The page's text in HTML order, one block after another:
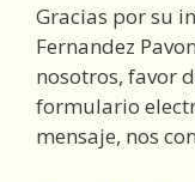
Gracias por su
Fernandez
nosotros, favor
formulario
mensaje, nos